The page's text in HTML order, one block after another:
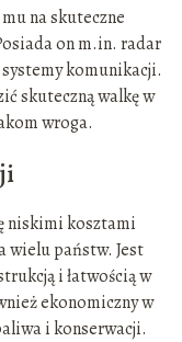
na skuteczne
on m.in. radar
komunikacji.
skuteczną walkę w
wroga.
niskimi kosztami
wielu państw. Jest
i łatwością w
ekonomiczny w
i konserwacji.